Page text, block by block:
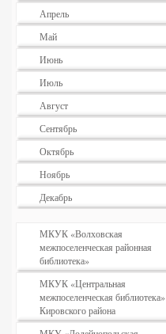
Апрель
Май
Июнь
Июль
Август
Сентябрь
Октябрь
Ноябрь
Декабрь
МКУК «Волховская
межпоселенческая районная
библиотека»
МКУК «Центральная
межпоселенческая библиотека»
Кировского района